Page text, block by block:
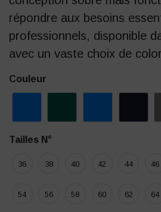
répondre aux besoins
professionnels, disponible
avec un vaste choix de
Couleur
Tailles N°
36 38 40 42 44 46
54 56 58 60 62 64